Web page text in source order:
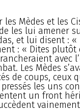
Mèdes et les
les lui amener
et lui disent : «
: « Dites plutôt
avec
Les Mèdes
de coups, ceux
les uns
un front